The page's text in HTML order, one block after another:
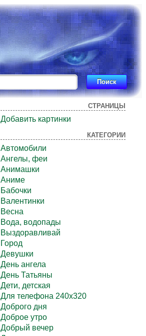
СТРАНИЦЫ
Добавить картинки
КАТЕГОРИИ
Автомобили
Ангелы, феи
Анимашки
Аниме
Бабочки
Валентинки
Весна
Вода, водопады
Выздоравливай
Город
Девушки
День ангела
День Татьяны
Дети, детская
Для телефона 240х320
Доброго дня
Доброе утро
Добрый вечер